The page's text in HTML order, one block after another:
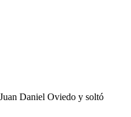
Daniel Oviedo y soltó